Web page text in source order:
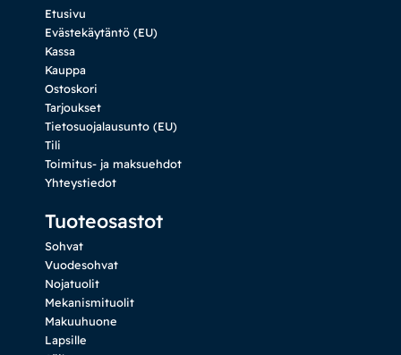
Etusivu
Evästekäytäntö (EU)
Kassa
Kauppa
Ostoskori
Tarjoukset
Tietosuojalausunto (EU)
Tili
Toimitus- ja maksuehdot
Yhteystiedot
Tuoteosastot
Sohvat
Vuodesohvat
Nojatuolit
Mekanismituolit
Makuuhuone
Lapsille